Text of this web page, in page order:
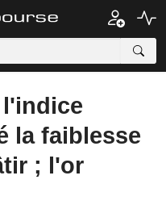
l'indice
la faiblesse
; l'or